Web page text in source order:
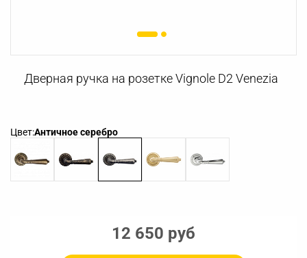
Дверная ручка на розетке Vignole D2 Venezia
Цвет:Античное серебро
12 650 руб